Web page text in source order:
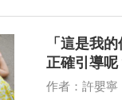
「這是我
正確引導呢
作者：許嬰寧